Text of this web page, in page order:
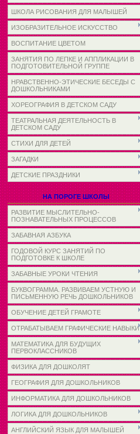
ШКОЛА РИСОВАНИЯ ДЛЯ МАЛЫШЕЙ
ИЗОБРАЗИТЕЛЬНОЕ ИСКУССТВО
ВОСПИТАНИЕ ЦВЕТОМ
ЗАНЯТИЯ ПО ЛЕПКЕ И АППЛИКАЦИИ В
ПОДГОТОВИТЕЛЬНОЙ ГРУППЕ
НРАВСТВЕННО-ЭТИЧЕСКИЕ БЕСЕДЫ С
ДОШКОЛЬНИКАМИ
ХОРЕОГРАФИЯ В ДЕТСКОМ САДУ
ТЕАТРАЛЬНАЯ ДЕЯТЕЛЬНОСТЬ В
ДЕТСКОМ САДУ
СТИХИ ДЛЯ ДЕТЕЙ
ЗАГАДКИ
ДЕТСКИЕ ПРАЗДНИКИ
НА ПОРОГЕ ШКОЛЫ
РАЗВИТИЕ МЫСЛИТЕЛЬНО-
ПОЗНАВАТЕЛЬНЫХ ПРОЦЕССОВ
ЗАБАВНАЯ АЗБУКА
ГОДОВОЙ КУРС ЗАНЯТИЙ ПО
ПОДГОТОВКЕ К ШКОЛЕ
ЗАБАВНЫЕ УРОКИ ЧТЕНИЯ
БУКВОГРАММА. РАЗВИВАЕМ УСТНУЮ И
ПИСЬМЕННУЮ РЕЧЬ ДОШКОЛЬНИКОВ
ОБУЧЕНИЕ ДЕТЕЙ ГРАМОТЕ
ОТРАБАТЫВАЕМ ГРАФИЧЕСКИЕ НАВЫКИ
МАТЕМАТИКА ДЛЯ БУДУЩИХ
ПЕРВОКЛАССНИКОВ
ФИЗИКА ДЛЯ ДОШКОЛЯТ
ГЕОГРАФИЯ ДЛЯ ДОШКОЛЬНИКОВ
ИНФОРМАТИКА ДЛЯ ДОШКОЛЬНИКОВ
ЛОГИКА ДЛЯ ДОШКОЛЬНИКОВ
АНГЛИЙСКИЙ ЯЗЫК ДЛЯ МАЛЫШЕЙ